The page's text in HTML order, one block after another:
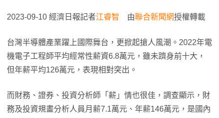
2023-09-10 經濟日報記者江睿智 由聯合新聞網授權轉載
台灣半導體產業躍上國際舞台，更掀起搶人風潮。2022年電
機電子工程師平均經常性薪資6.8萬元，雖未躋身前十大，
但年薪平均126萬元，表現相對突出。
而財務、證券、投資分析師「薪」情也很佳，調查顯示，財
務及投資規畫分析人員月薪7.1萬元、年薪146萬元，是國內